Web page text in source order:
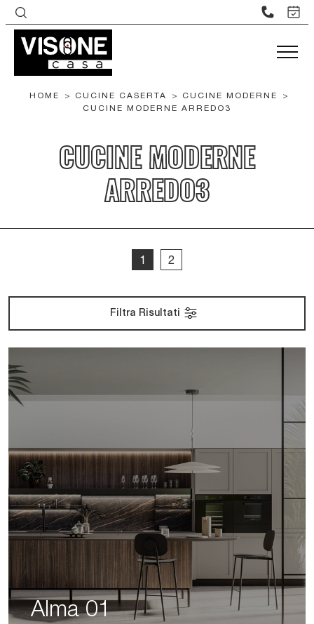
HOME > CUCINE CASERTA > CUCINE MODERNE
>
CUCINE MODERNE ARREDO3
CUCINE MODERNE
ARREDO3
1 2
Filtra Risultati
Alma 01